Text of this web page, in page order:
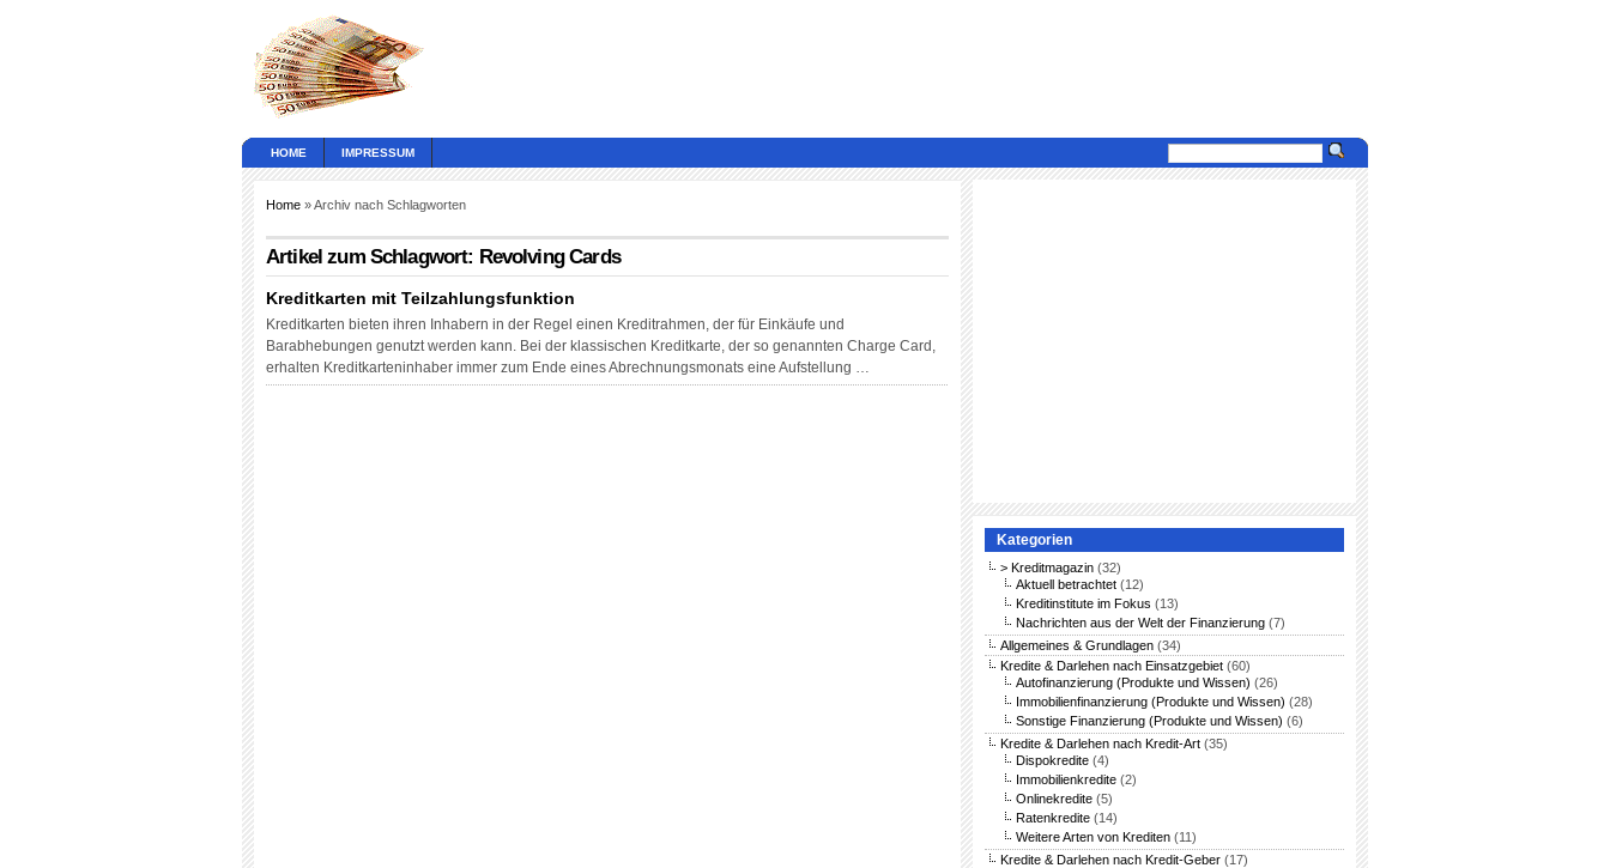
HOME IMPRESSUM
Home » Archiv nach Schlagworten
Artikel zum Schlagwort: Revolving Cards
Kreditkarten mit Teilzahlungsfunktion
Kreditkarten bieten ihren Inhabern in der Regel einen Kreditrahmen, der für Einkäufe und
Barabhebungen genutzt werden kann. Bei der klassischen Kreditkarte, der so genannten Charge Card,
erhalten Kreditkarteninhaber immer zum Ende eines Abrechnungsmonats eine Aufstellung …
Kategorien
> Kreditmagazin (32)
Aktuell betrachtet (12)
Kreditinstitute im Fokus (13)
Nachrichten aus der Welt der Finanzierung (7)
Allgemeines & Grundlagen (34)
Kredite & Darlehen nach Einsatzgebiet (60)
Autofinanzierung (Produkte und Wissen) (26)
Immobilienfinanzierung (Produkte und Wissen) (28)
Sonstige Finanzierung (Produkte und Wissen) (6)
Kredite & Darlehen nach Kredit-Art (35)
Dispokredite (4)
Immobilienkredite (2)
Onlinekredite (5)
Ratenkredite (14)
Weitere Arten von Krediten (11)
Kredite & Darlehen nach Kredit-Geber (17)